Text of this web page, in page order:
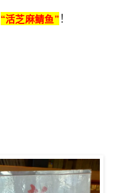
“活芝麻鲭鱼” ！